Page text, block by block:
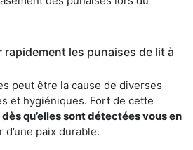
les punaises de lit à
peut être la cause de diverses
et hygiéniques. Fort de cette
qu’elles sont détectées vous en
d’une paix durable.